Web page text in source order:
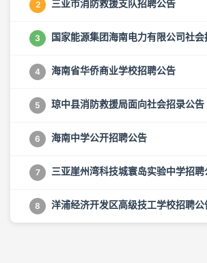
2 三亚市消防救援支队招聘公告
3 国家能源集团海南电力有限公司社会
4 海南省华侨商业学校招聘公告
5 琼中县消防救援局面向社会招录公告
6 海南中学公开招聘公告
7 三亚崖州湾科技城寰岛实验中学招聘
8 洋浦经济开发区高级技工学校招聘公